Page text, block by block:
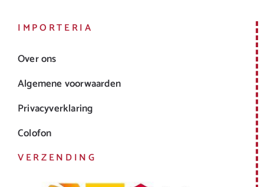
IMPORTERIA
Over ons
Algemene voorwaarden
Privacyverklaring
Colofon
VERZENDING